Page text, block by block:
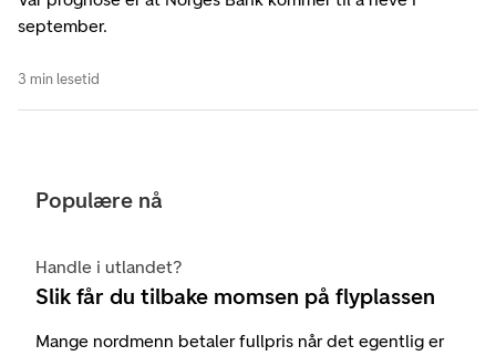
september.
3 min lesetid
Populære nå
Handle i utlandet?
Slik får du tilbake momsen på flyplassen
Mange nordmenn betaler fullpris når det egentlig er